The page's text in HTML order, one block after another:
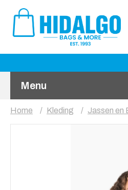
Menu
Home Kleding Jassen en